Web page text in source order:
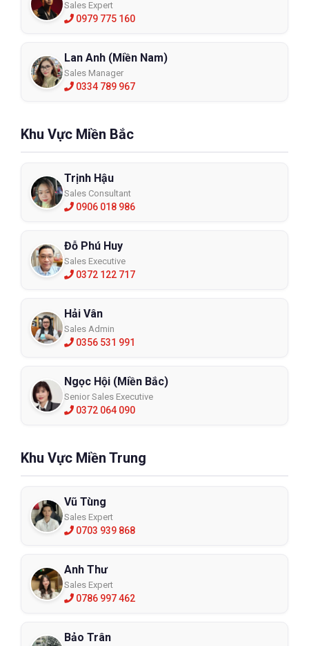
Sales Expert
0979 775 160
Lan Anh (Miền Nam)
Sales Manager
0334 789 967
Khu Vực Miền Bắc
Trịnh Hậu
Sales Consultant
0906 018 986
Đỗ Phú Huy
Sales Executive
0372 122 717
Hải Vân
Sales Admin
0356 531 991
Ngọc Hội (Miền Bắc)
Senior Sales Executive
0372 064 090
Khu Vực Miền Trung
Vũ Tùng
Sales Expert
0703 939 868
Anh Thư
Sales Expert
0786 997 462
Bảo Trân